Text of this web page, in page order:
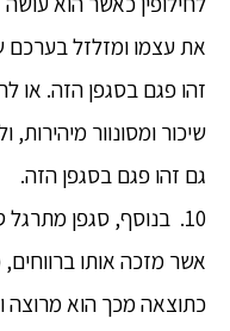
את עצמו ומזלזל בערכם
זהו פגם בסגפן הזה. או
שיכור ומסונוור מיהירות,
גם זהו פגם בסגפן הזה.
10. בנוסף, סגפן
אשר מזכה אותו ברווחים,
כתוצאה מכך הוא מרוצה